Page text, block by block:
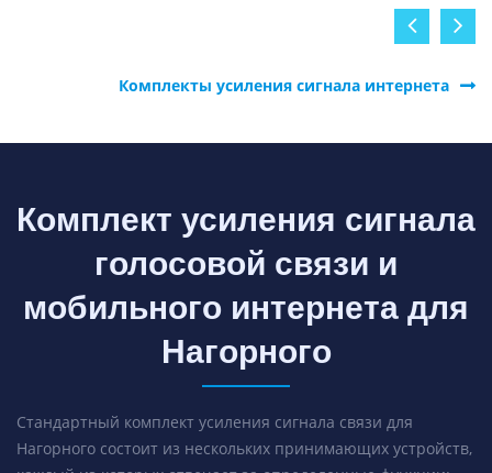
Комплекты усиления сигнала интернета
Комплект усиления сигнала
голосовой связи и
мобильного интернета для
Нагорного
Стандартный комплект усиления сигнала связи для
Нагорного состоит из нескольких принимающих устройств,